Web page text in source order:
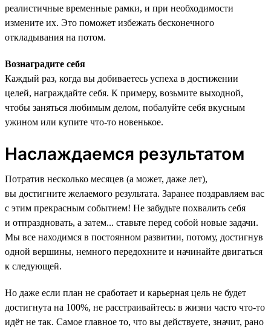
реалистичные временные рамки, и при необходимости
измените их. Это поможет избежать бесконечного
откладывания на потом.
Вознаградите себя
Каждый раз, когда вы добиваетесь успеха в достижении
целей, награждайте себя. К примеру, возьмите выходной,
чтобы заняться любимым делом, побалуйте себя вкусным
ужином или купите что-то новенькое.
Наслаждаемся результатом
Потратив несколько месяцев (а может, даже лет),
вы достигните желаемого результата. Заранее поздравляем вас
с этим прекрасным событием! Не забудьте похвалить себя
и отпраздновать, а затем... ставьте перед собой новые задачи.
Мы все находимся в постоянном развитии, потому, достигнув
одной вершины, немного передохните и начинайте двигаться
к следующей.
Но даже если план не сработает и карьерная цель не будет
достигнута на 100%, не расстраивайтесь: в жизни часто что-то
идёт не так. Самое главное то, что вы действуете, значит, рано